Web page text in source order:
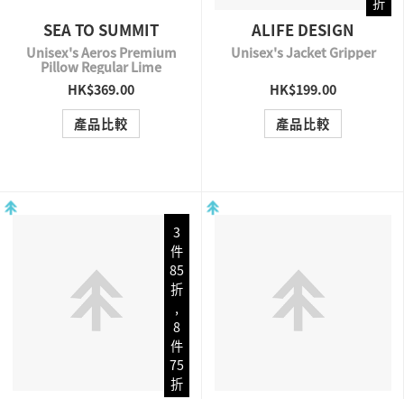
QUICK VIEW
SEA TO SUMMIT
Unisex's Aeros Premium
Pillow Regular Lime
HK$369.00
產品比較
QUICK VIEW
ALIFE DESIGN
Unisex's Jacket Gripper
HK$199.00
產品比較
3
件
85
折
,
8
件
75
折